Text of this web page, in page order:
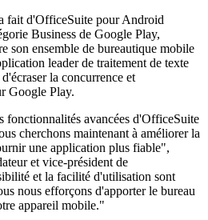
fait d'OfficeSuite pour Android
Business de Google Play,
son ensemble de bureautique mobile
leader de traitement de texte
la concurrence et
Google Play.
fonctionnalités avancées d'OfficeSuite
cherchons maintenant à améliorer la
une application plus fiable",
et vice-président de
et la facilité d'utilisation sont
nous efforçons d'apporter le bureau
appareil mobile."